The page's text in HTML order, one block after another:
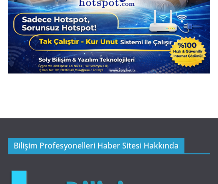
Bilişim Profesyonelleri Haber Sitesi Hakkında